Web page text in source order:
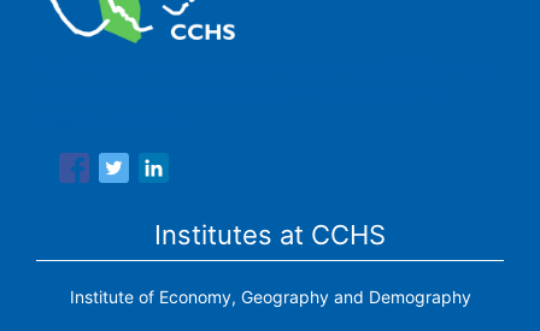
Institutes at CCHS
Institute of Economy, Geography and Demography